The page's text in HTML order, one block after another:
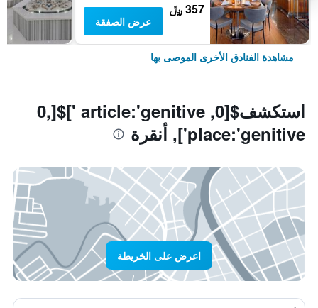
357 ﷼
عرض الصفقة
مشاهدة الفنادق الأخرى الموصى بها
استكشف$[0, article:'genitive ']$[0,
place:'genitive'], أنقرة
اعرض على الخريطة